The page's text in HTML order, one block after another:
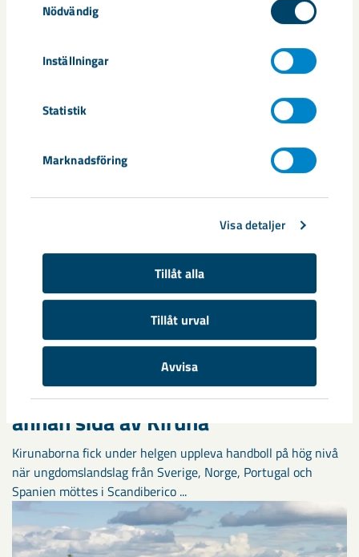
Nödvändig
Inställningar
Statistik
Marknadsföring
Visa detaljer
Tillåt alla
Tillåt urval
Avvisa
Sibirien-området i gamla Kiruna
centrum avvecklas under 2026
Under sommaren 2026 fortsätter avveckling av fastigheter i
– bland annat ...
Handbollstalanger upptäckte en
annan sida av Kiruna
Kirunaborna fick under helgen uppleva handboll på hög nivå
när ungdomslandslag från Sverige, Norge, Portugal och
Spanien möttes i Scandiberico ...